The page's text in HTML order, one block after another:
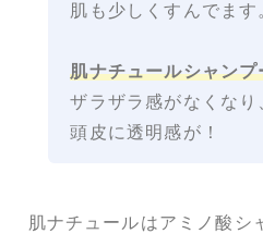
肌も少しくすんでます
肌ナチュールシャンプ
ザラザラ感がなくなり
頭皮に透明感が！
肌ナチュールはアミノ酸シ